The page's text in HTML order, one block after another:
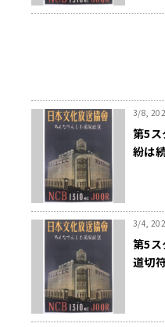
3/8,
第5
紛は
3/4,
第5
道切